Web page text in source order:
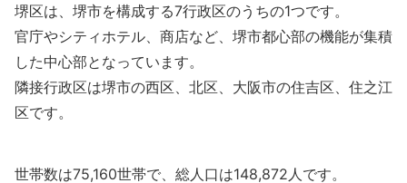
堺区は、堺市を構成する7行政区のうちの1つです。
官庁やシティホテル、商店など、堺市都心部の機能が集積
した中心部となっています。
隣接行政区は堺市の西区、北区、大阪市の住吉区、住之江
区です。
世帯数は75,160世帯で、総人口は148,872人です。